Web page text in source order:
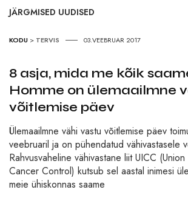
JÄRGMISED UUDISED
KODU > TERVIS 03.VEEBRUAR 2017
8 asja, mida me kõik
Homme on ülemaailmne
võitlemise päev
Ülemaailmne vähi vastu võitlemise päev
veebruaril ja on pühendatud vähivastasele
Rahvusvaheline vähivastane liit UICC
Cancer Control) kutsub sel aastal inimesi
meie ühiskonnas saame